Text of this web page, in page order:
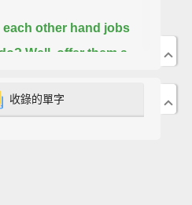
other hand jobs
Well, offer them a
打手槍。我怎麼辦呢？
收錄的單字